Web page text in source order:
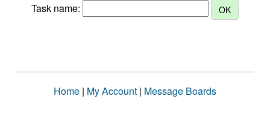
Task name:
Home | My Account | Message Boards